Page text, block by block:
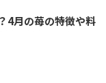
4月の苺の特徴や料